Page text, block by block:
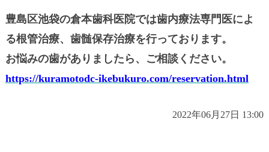
豊島区池袋の倉本歯科医院では歯内療法専門医によ
る根管治療、歯髄保存治療を行っております。
お悩みの歯がありましたら、ご相談ください。
https://kuramotodc-ikebukuro.com/reservation.html
2022年06月27日 13:00